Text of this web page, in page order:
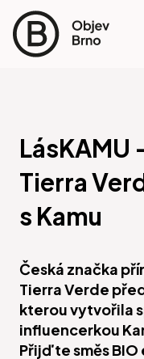
LásKAMU
Tierra
s Kamu
Česká značka
Tierra Verde
kterou vytvořila
influencerkou
Přijďte směs